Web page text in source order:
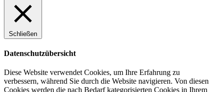
Schließen
Datenschutzübersicht
Diese Website verwendet Cookies, um Ihre Erfahrung zu
verbessern, während Sie durch die Website navigieren. Von diesen
Cookies werden die nach Bedarf kategorisierten Cookies in Ihrem